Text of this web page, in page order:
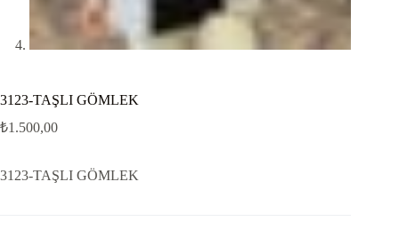
3123-TAŞLI GÖMLEK
₺1.500,00
3123-TAŞLI GÖMLEK